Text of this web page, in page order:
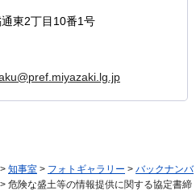
東2丁目10番1号
> 知事室 > フォトギャラリー > バックナンバ
> 危険な盛土等の情報提供に関する協定書締